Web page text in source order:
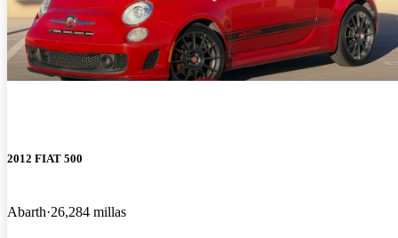
2012 FIAT 500
Abarth 26,284 millas